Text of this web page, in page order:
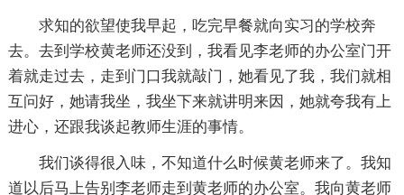
求知的欲望使我早起，吃完早餐就向实习的学校奔
去。去到学校黄老师还没到，我看见李老师的办公室门开
着就走过去，走到门口我就敲门，她看见了我，我们就相
互问好，她请我坐，我坐下来就讲明来因，她就夸我有上
进心，还跟我谈起教师生涯的事情。
我们谈得很入味，不知道什么时候黄老师来了。我知
道以后马上告别李老师走到黄老师的办公室。我向黄老师